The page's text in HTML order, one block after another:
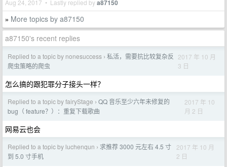
Aug 24, 2017 • Lastly replied bya87150
» More topics by a87150
a87150's recent replies
Replied to a topic by nonesuccess › 私活，需要抗比较复杂反
爬虫策略的爬虫
2017 年 10 月
3 日
怎么搞的跟犯罪分子接头一样？
Replied to a topic by fairyStage › QQ 音乐至少六年未修复的
bug（ feature？）：重复下载歌曲
2017 年 10
月 2 日
网易云也会
Replied to a topic by luchenqun › 求推荐 3000 元左右 4.5 寸
到 5.0 寸手机
2017 年 10 月
2 日